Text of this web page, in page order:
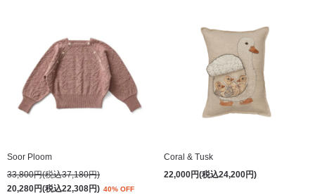
Soor Ploom
33,800円(税込37,180円)
20,280円(税込22,308円) 40% OFF
Coral & Tusk
22,000円(税込24,200円)